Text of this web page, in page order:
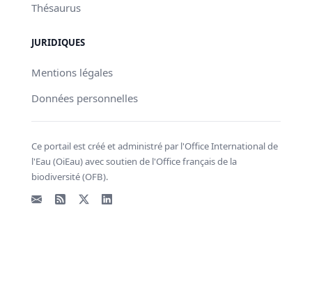
Thésaurus
JURIDIQUES
Mentions légales
Données personnelles
Ce portail est créé et administré par l'Office International de
l'Eau (OiEau) avec soutien de l'Office français de la
biodiversité (OFB).